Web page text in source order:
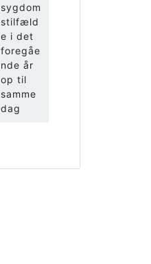
sygdom
stilfæld
e i det
foregåe
nde år
op til
samme
dag